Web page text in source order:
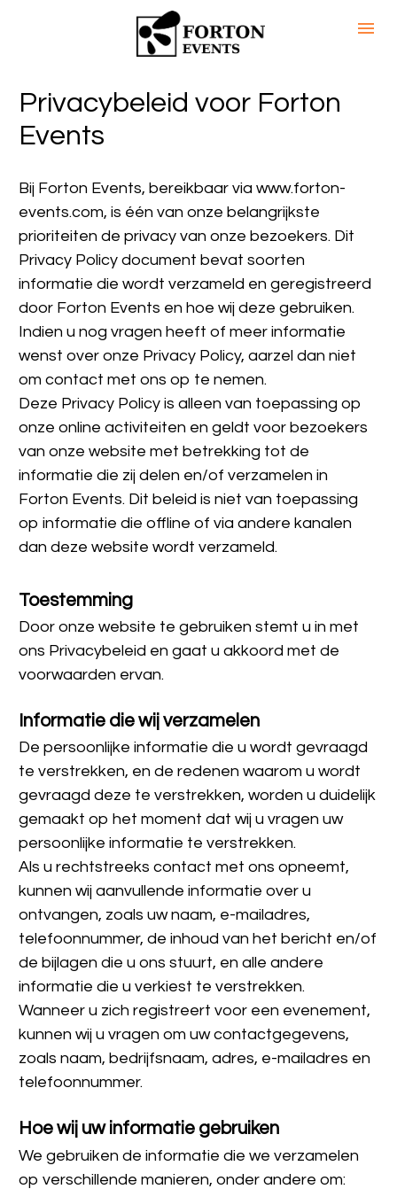
Privacybeleid voor Forton
Events
Bij Forton Events, bereikbaar via www.forton-
events.com, is één van onze belangrijkste
prioriteiten de privacy van onze bezoekers. Dit
Privacy Policy document bevat soorten
informatie die wordt verzameld en geregistreerd
door Forton Events en hoe wij deze gebruiken.
Indien u nog vragen heeft of meer informatie
wenst over onze Privacy Policy, aarzel dan niet
om contact met ons op te nemen.
Deze Privacy Policy is alleen van toepassing op
onze online activiteiten en geldt voor bezoekers
van onze website met betrekking tot de
informatie die zij delen en/of verzamelen in
Forton Events. Dit beleid is niet van toepassing
op informatie die offline of via andere kanalen
dan deze website wordt verzameld.
Toestemming
Door onze website te gebruiken stemt u in met
ons Privacybeleid en gaat u akkoord met de
voorwaarden ervan.
Informatie die wij verzamelen
De persoonlijke informatie die u wordt gevraagd
te verstrekken, en de redenen waarom u wordt
gevraagd deze te verstrekken, worden u duidelijk
gemaakt op het moment dat wij u vragen uw
persoonlijke informatie te verstrekken.
Als u rechtstreeks contact met ons opneemt,
kunnen wij aanvullende informatie over u
ontvangen, zoals uw naam, e-mailadres,
telefoonnummer, de inhoud van het bericht en/of
de bijlagen die u ons stuurt, en alle andere
informatie die u verkiest te verstrekken.
Wanneer u zich registreert voor een evenement,
kunnen wij u vragen om uw contactgegevens,
zoals naam, bedrijfsnaam, adres, e-mailadres en
telefoonnummer.
Hoe wij uw informatie gebruiken
We gebruiken de informatie die we verzamelen
op verschillende manieren, onder andere om: